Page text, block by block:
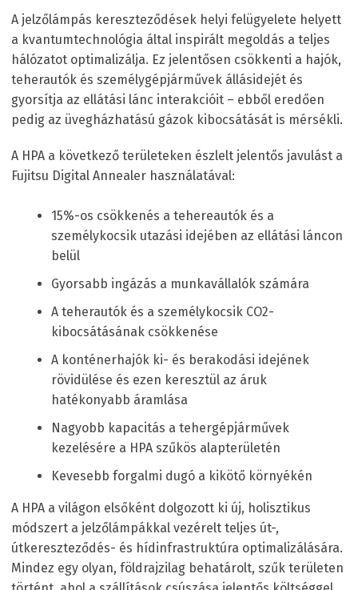
A jelzőlámpás kereszteződések helyi felügyelete helyett
a kvantumtechnológia által inspirált megoldás a teljes
hálózatot optimalizálja. Ez jelentősen csökkenti a hajók,
teherautók és személygépjárművek állásidejét és
gyorsítja az ellátási lánc interakcióit – ebből eredően
pedig az üvegházhatású gázok kibocsátását is mérsékli.
A HPA a következő területeken észlelt jelentős javulást a
Fujitsu Digital Annealer használatával:
15%-os csökkenés a tehereautók és a
személykocsik utazási idejében az ellátási láncon
belül
Gyorsabb ingázás a munkavállalók számára
A teherautók és a személykocsik CO2-
kibocsátásának csökkenése
A konténerhajók ki- és berakodási idejének
rövidülése és ezen keresztül az áruk
hatékonyabb áramlása
Nagyobb kapacitás a tehergépjárművek
kezelésére a HPA szűkös alapterületén
Kevesebb forgalmi dugó a kikötő környékén
A HPA a világon elsőként dolgozott ki új, holisztikus
módszert a jelzőlámpákkal vezérelt teljes út-,
útkereszteződés- és hídinfrastruktúra optimalizálására.
Mindez egy olyan, földrajzilag behatárolt, szűk területen